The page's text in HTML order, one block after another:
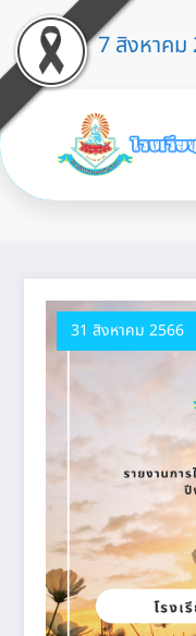
7 สิงหาคม
Tag: การใช้
31 สิงหาคม 2566